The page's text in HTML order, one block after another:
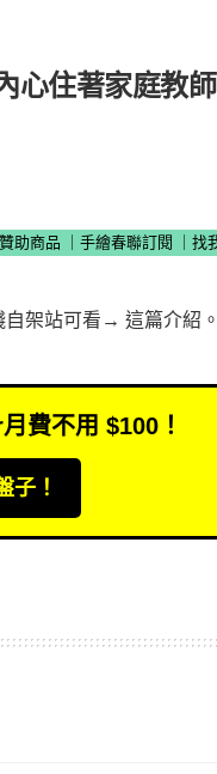
心住著家庭教師
助商品 手繪春聯訂閱 找
架站可看→ 這篇介紹 。
費不用 $100！
子！